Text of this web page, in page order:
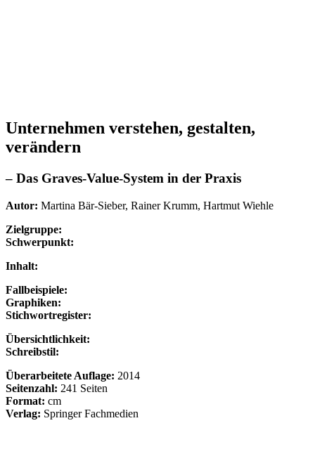
Unternehmen verstehen, gestalten,
verändern
– Das Graves-Value-System in der Praxis
Autor: Martina Bär-Sieber, Rainer Krumm, Hartmut Wiehle
Zielgruppe:
Schwerpunkt:
Inhalt:
Fallbeispiele:
Graphiken:
Stichwortregister:
Übersichtlichkeit:
Schreibstil:
Überarbeitete Auflage: 2014
Seitenzahl: 241 Seiten
Format: cm
Verlag: Springer Fachmedien